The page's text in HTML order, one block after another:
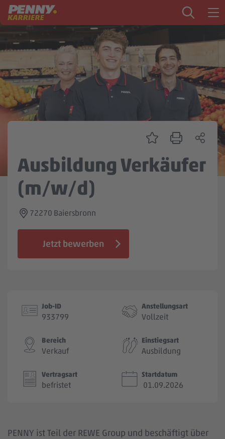
Zum Inhalt springen
Startseite
PENNY als Arbeitgeber
Ausbildung
Zentrale & Vertrieb
Mein Kandidat:innenprofil
Jobbörse
Ausbildung Verkäufer
(m/w/d)
72270 Baiersbronn
Jetzt bewerben
Job-ID
933799
Anstellungsart
Vollzeit
Bereich
Verkauf
Einstiegsart
Ausbildung
Vertragsart
befristet
Startdatum
01.09.2026
PENNY ist Teil der REWE Group und beschäftigt über